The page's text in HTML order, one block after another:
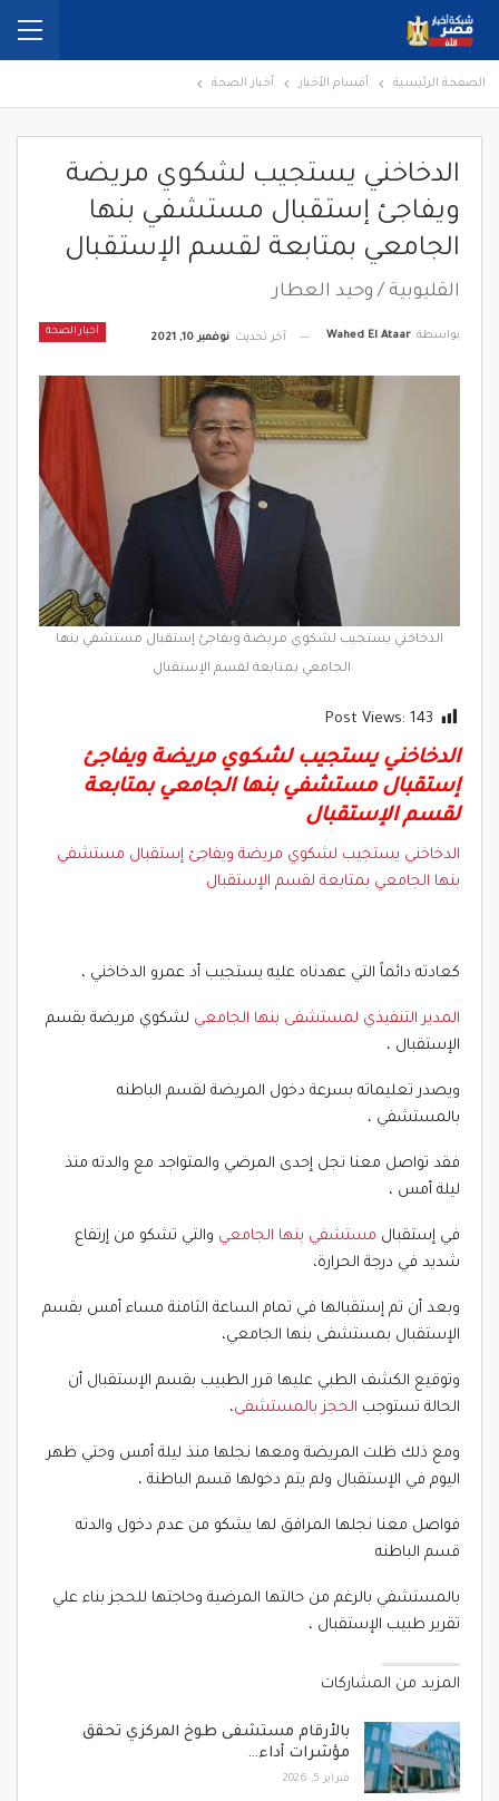
الصفحة الرئيسية أقسام الأخبار أخبار الصحة
الدخاخني يستجيب لشكوي مريضة
ويفاجئ إستقبال مستشفي بنها
الجامعي بمتابعة لقسم الإستقبال
القليوبية / وحيد العطار
أخبار الصحة بواسطة Wahed El Ataar آخر تحديث نوفمبر 10, 2021
الدخاخني يستجيب لشكوي مريضة ويفاجئ إستقبال مستشفي بنها
الجامعي بمتابعة لقسم الإستقبال
Post Views: 143
الدخاخني يستجيب لشكوي مريضة ويفاجئ
إستقبال مستشفي بنها الجامعي بمتابعة
لقسم الإستقبال
الدخاخني يستجيب لشكوي مريضة ويفاجئ إستقبال مستشفي
بنها الجامعي بمتابعة لقسم الإستقبال
كعادته دائماً التي عهدناه عليه يستجيب أد عمرو الدخاخني ،
المدير التنفيذي لمستشفى بنها الجامعي لشكوي مريضة بقسم
الإستقبال ،
ويصدر تعليماته بسرعة دخول المريضة لقسم الباطنه
بالمستشفي ،
فقد تواصل معنا نجل إحدى المرضي والمتواجد مع والدته منذ
ليلة أمس ،
في إستقبال مستشفي بنها الجامعي والتي تشكو من إرتفاع
شديد في درجة الحرارة،
وبعد أن تم إستقبالها في تمام الساعة الثامنة مساء أمس بقسم
الإستقبال بمستشفى بنها الجامعي،
وتوقيع الكشف الطبي عليها قرر الطبيب بقسم الإستقبال أن
الحالة تستوجب الحجز بالمستشفى،
ومع ذلك ظلت المريضة ومعها نجلها منذ ليلة أمس وحتي ظهر
اليوم في الإستقبال ولم يتم دخولها قسم الباطنة ،
فواصل معنا نجلها المرافق لها يشكو من عدم دخول والدته
قسم الباطنه
بالمستشفي بالرغم من حالتها المرضية وحاجتها للحجز بناء علي
تقرير طبيب الإستقبال ،
المزيد من المشاركات
بالأرقام مستشفى طوخ المركزي تحقق
مؤشرات أداء…
فبراير 5, 2026